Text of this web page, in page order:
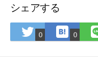
シェアする
Twitter
で
0 は
て
0